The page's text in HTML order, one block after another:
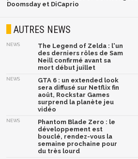
Doomsday et DiCaprio
AUTRES NEWS
NEWS
The Legend of Zelda : l'un
des derniers rôles de Sam
Neill confirmé avant sa
mort début juillet
NEWS
GTA 6 : un extended look
sera diffusé sur Netflix fin
août, Rockstar Games
surprend la planète jeu
vidéo
NEWS
Phantom Blade Zero : le
développement est
bouclé, rendez-vous la
semaine prochaine pour
du très lourd